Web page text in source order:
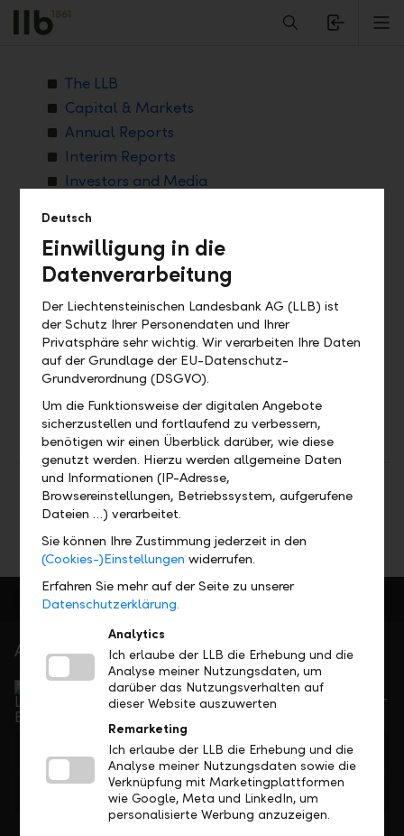
Alerts.Headline
Downloadcenter
The LLB
Capital & Markets
Annual Reports
Interim Reports
Investors and Media
Rates and Conditions
Filter
No results found
Share Print
At your service
Service Direct
Can be reached by phone, Monday to Friday, 8 a. m. –
+423 236 88 11
Feedback E-mail
Deutsch
Einwilligung in die
Datenverarbeitung
Der Liechtensteinischen Landesbank AG (LLB) ist
der Schutz Ihrer Personendaten und Ihrer
Privatsphäre sehr wichtig. Wir verarbeiten Ihre Daten
auf der Grundlage der EU-Datenschutz-
Grundverordnung (DSGVO).
Um die Funktionsweise der digitalen Angebote
sicherzustellen und fortlaufend zu verbessern,
benötigen wir einen Überblick darüber, wie diese
genutzt werden. Hierzu werden allgemeine Daten
und Informationen (IP-Adresse,
Browsereinstellungen, Betriebssystem, aufgerufene
Dateien …) verarbeitet.
Sie können Ihre Zustimmung jederzeit in den
(Cookies-)Einstellungen widerrufen.
Erfahren Sie mehr auf der Seite zu unserer
Datenschutzerklärung.
Analytics
Ich erlaube der LLB die Erhebung und die
Analyse meiner Nutzungsdaten, um
darüber das Nutzungsverhalten auf
dieser Website auszuwerten
Remarketing
Ich erlaube der LLB die Erhebung und die
Analyse meiner Nutzungsdaten sowie die
Verknüpfung mit Marketingplattformen
wie Google, Meta und LinkedIn, um
personalisierte Werbung anzuzeigen.